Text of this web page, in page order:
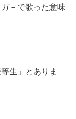
－で歌った意味
生」とありま